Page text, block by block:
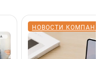
НОВОСТИ